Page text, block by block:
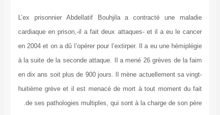
L’ex prisonnier Abdellatif Bouhjila a contracté une maladie
cardiaque en prison,-il a fait deux attaques- et il a eu le cancer
en 2004 et on a dû l’opérer pour l’extirper. Il a eu une hémiplégie
à la suite de la seconde attaque. Il a mené 26 grèves de la faim
en dix ans soit plus de 900 jours. Il mène actuellement sa vingt-
huitième grève et il est menacé de mort à tout moment du fait
de ses pathologies multiples, qui sont à la charge de son père.